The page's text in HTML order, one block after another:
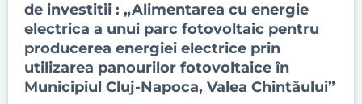
de investitii : „Alimentarea cu energie
electrica a unui parc fotovoltaic pentru
producerea energiei electrice prin
utilizarea panourilor fotovoltaice în
Municipiul Cluj-Napoca, Valea Chintăului”